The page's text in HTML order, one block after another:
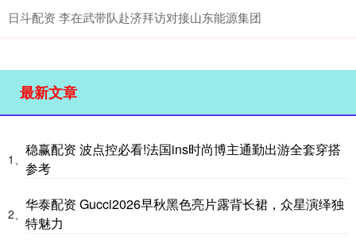
日斗配资 李在武带队赴济拜访对接山东能源集团
最新文章
1、
稳赢配资 波点控必看!法国ins时尚博主通勤出游全套穿搭
参考
2、
华泰配资 Gucci2026早秋黑色亮片露背长裙，众星演绎独
特魅力